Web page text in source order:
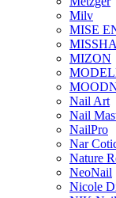
Milv
MISE
MISSHA
MIZON
Nail Art
Nail
NailPro
Nar
Nature
NeoNail
Nicole